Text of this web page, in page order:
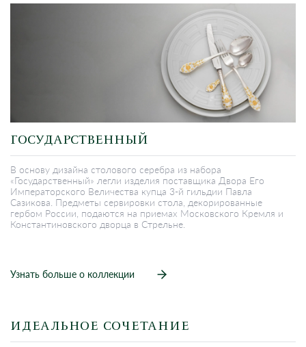
ИДЕАЛЬНОЕ СОЧЕТАНИЕ
ГОСУДАРСТВЕННЫЙ
В основу дизайна столового серебра из набора
«Государственный» легли изделия поставщика Двора Его
Императорского Величества купца 3-й гильдии Павла
Сазикова. Предметы сервировки стола, декорированные
гербом России, подаются на приемах Московского Кремля и
Константиновского дворца в Стрельне.
Узнать больше о коллекции